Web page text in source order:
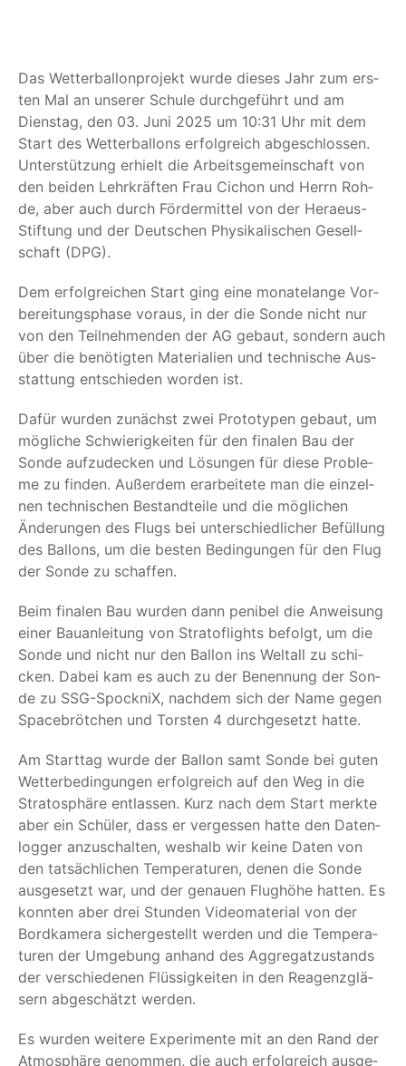
Das Wet­ter­bal­lon­pro­jekt wur­de die­ses Jahr zum ers­
ten Mal an unse­rer Schu­le durch­ge­führt und am
Diens­tag, den 03. Juni 2025 um 10:31 Uhr mit dem
Start des Wet­ter­bal­lons erfolg­reich abge­schlos­sen.
Unter­stüt­zung erhielt die Arbeits­ge­mein­schaft von
den bei­den Lehr­kräf­ten Frau Cichon und Herrn Roh­
de, aber auch durch För­der­mit­tel von der Heraeus-
Stif­tung und der Deut­schen Phy­si­ka­li­schen Gesell­
schaft (DPG).
Dem erfolg­rei­chen Start ging eine mona­te­lan­ge Vor­
be­rei­tungs­pha­se vor­aus, in der die Son­de nicht nur
von den Teil­neh­men­den der AG gebaut, son­dern auch
über die benö­tig­ten Mate­ria­li­en und tech­ni­sche Aus­
stat­tung ent­schie­den wor­den ist.
Dafür wur­den zunächst zwei Pro­to­ty­pen gebaut, um
mög­li­che Schwie­rig­kei­ten für den fina­len Bau der
Son­de auf­zu­de­cken und Lösun­gen für die­se Pro­ble­
me zu fin­den. Außer­dem erar­bei­te­te man die ein­zel­
nen tech­ni­schen Bestand­tei­le und die mög­li­chen
Ände­run­gen des Flugs bei unter­schied­li­cher Befül­lung
des Bal­lons, um die bes­ten Bedin­gun­gen für den Flug
der Son­de zu schaffen.
Beim fina­len Bau wur­den dann peni­bel die Anwei­sung
einer Bau­an­lei­tung von Strat­of­lights befolgt, um die
Son­de und nicht nur den Bal­lon ins Welt­all zu schi­
cken. Dabei kam es auch zu der Benen­nung der Son­
de zu SSG-Spock­niX, nach­dem sich der Name gegen
Space­bröt­chen und Tors­ten 4 durch­ge­setzt hatte.
Am Start­tag wur­de der Bal­lon samt Son­de bei guten
Wet­ter­be­din­gun­gen erfolg­reich auf den Weg in die
Stra­to­sphä­re ent­las­sen. Kurz nach dem Start merk­te
aber ein Schü­ler, dass er ver­ges­sen hat­te den Daten­
log­ger anzu­schal­ten, wes­halb wir kei­ne Daten von
den tat­säch­li­chen Tem­pe­ra­tu­ren, denen die Son­de
aus­ge­setzt war, und der genau­en Flug­hö­he hat­ten. Es
konn­ten aber drei Stun­den Video­ma­te­ri­al von der
Bord­ka­me­ra sicher­ge­stellt wer­den und die Tem­pe­ra­
tu­ren der Umge­bung anhand des Aggre­gat­zu­stands
der ver­schie­de­nen Flüs­sig­kei­ten in den Reagenz­glä­
sern abge­schätzt werden.
Es wur­den wei­te­re Expe­ri­men­te mit an den Rand der
Atmo­sphä­re genom­men, die auch erfolg­reich aus­ge­